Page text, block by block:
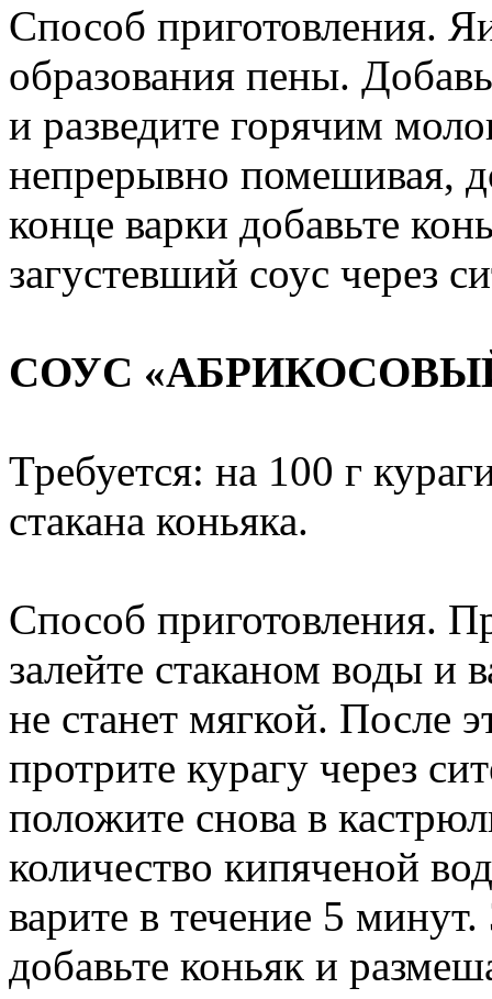
Способ приготовления.
образования пены.
и разведите горячим
непрерывно помешивая,
конце варки добавьте
загустевший соус через
СОУС
Требуется: на 100 г
стакана коньяка.
Способ приготовления.
залейте стаканом воды и
не станет мягкой. После
протрите курагу через
положите снова в
количество кипяченой
варите в течение 5
добавьте коньяк и